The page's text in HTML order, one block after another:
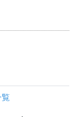
覧